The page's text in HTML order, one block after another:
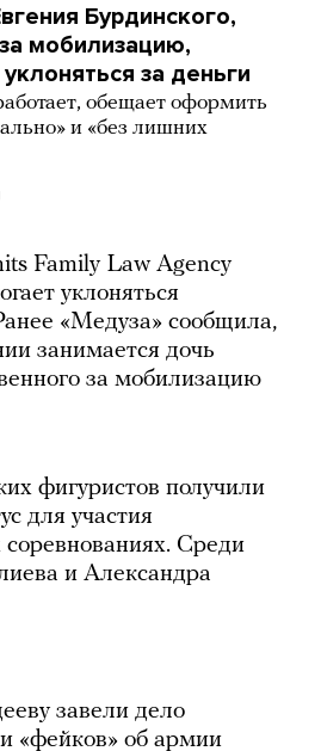
Бурдинского,
мобилизацию,
за деньги
обещает оформить
и «без лишних
Family Law Agency
уклоняться
«Медуза» сообщила,
занимается дочь
за мобилизацию
фигуристов получили
для участия
Среди
и Александра
завели дело
«фейков» об армии